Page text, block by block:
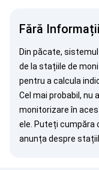
Fără
Din păcate,
de la stațiile de
pentru a calcula
Cel mai probabil,
monitorizare în
ele. Puteți cumpăra
anunța despre